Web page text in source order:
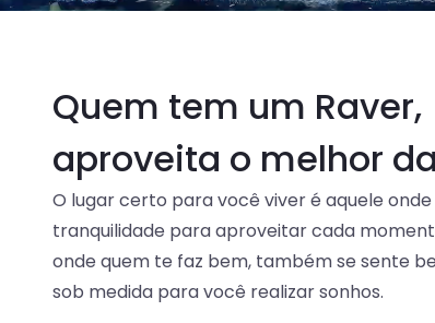
Quem tem um Raver,
aproveita o melhor
O lugar certo para você viver é aquele
tranquilidade para aproveitar cada
onde quem te faz bem, também se sente
sob medida para você realizar sonhos.